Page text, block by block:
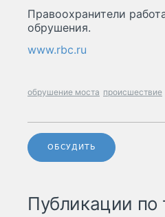
Правоохранители
обрушения.
www.rbc.ru
обрушение моста происшествие
ОБСУДИТЬ
Публикации по